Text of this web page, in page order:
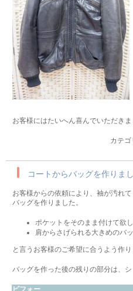
お客様にはたいへん喜んでいただきま
カテゴ
コートからバッグを作りまし
お客様からの依頼により、袖が汚れ
バッグを作りました。
ポケットをそのまま付けて欲
肩からさげられる大きめのバ
と言うお客様のご希望に合うよう作り
バッグを作った後の残りの部分は、
ビフォー